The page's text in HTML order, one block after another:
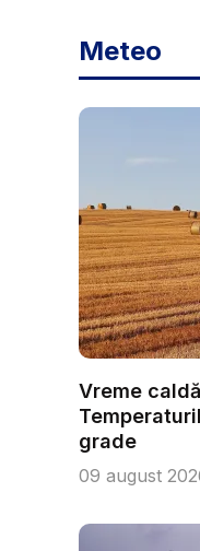
Meteo
Vreme
grade
09 august